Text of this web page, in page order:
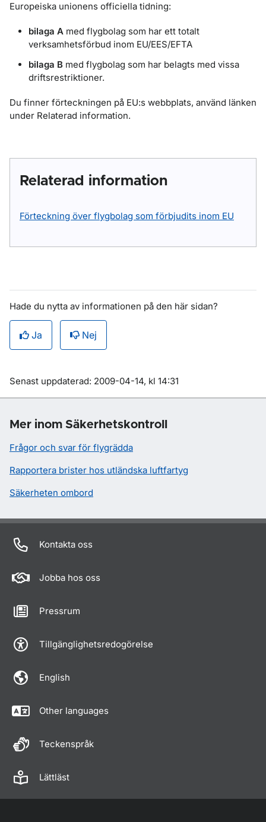
Europeiska unionens officiella tidning:
bilaga A med flygbolag som har ett totalt
verksamhetsförbud inom EU/EES/EFTA
bilaga B med flygbolag som har belagts med vissa
driftsrestriktioner.
Du finner förteckningen på EU:s webbplats, använd länken
under Relaterad information.
Relaterad information
Förteckning över flygbolag som förbjudits inom EU
Hade du nytta av informationen på den här sidan?
Ja Nej
Om sidan
Senast uppdaterad: 2009-04-14, kl 14:31
Mer inom Säkerhetskontroll
Frågor och svar för flygrädda
Rapportera brister hos utländska luftfartyg
Säkerheten ombord
Kontakta oss
Jobba hos oss
Pressrum
Tillgänglighetsredogörelse
English
Other languages
Teckenspråk
Lättläst